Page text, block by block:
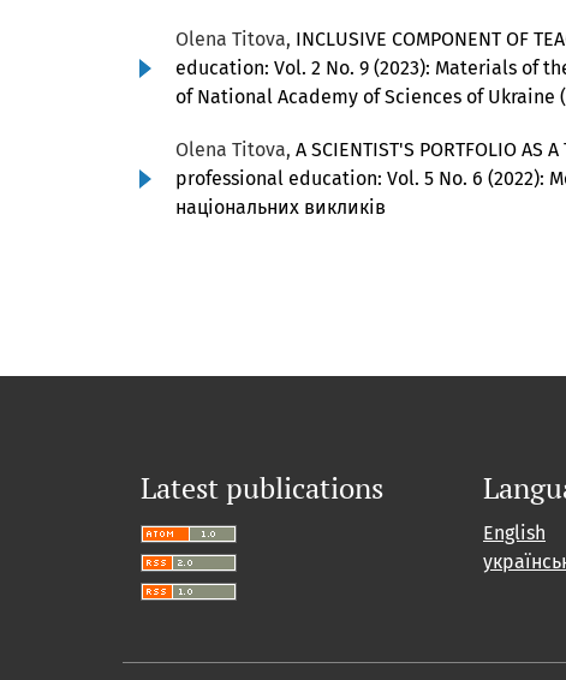
Olena Titova, INCLUSIVE COMPONENT OF
education: Vol. 2 No. 9 (2023): Materials of
of National Academy of Sciences of Ukraine
Olena Titova, A SCIENTIST'S PORTFOLIO AS
professional education: Vol. 5 No. 6 (2022):
національних викликів
Latest publications
English